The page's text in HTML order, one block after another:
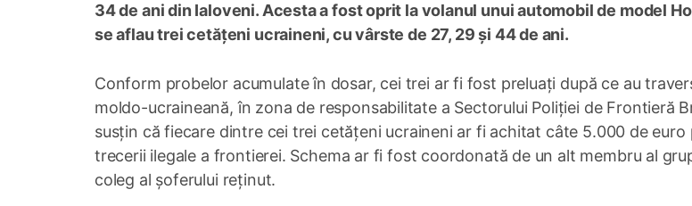
34 de ani din Ialoveni. Acesta a fost oprit la volanul unui automobil de model
se aflau trei cetățeni ucraineni, cu vârste de 27, 29 și 44 de ani.
Conform probelor acumulate în dosar, cei trei ar fi fost preluați după ce au
moldo-ucraineană, în zona de responsabilitate a Sectorului Poliției de Frontieră
susțin că fiecare dintre cei trei cetățeni ucraineni ar fi achitat câte 5.000 de euro
trecerii ilegale a frontierei. Schema ar fi fost coordonată de un alt membru al
coleg al șoferului reținut.